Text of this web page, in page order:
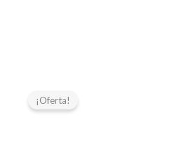
¡Oferta!